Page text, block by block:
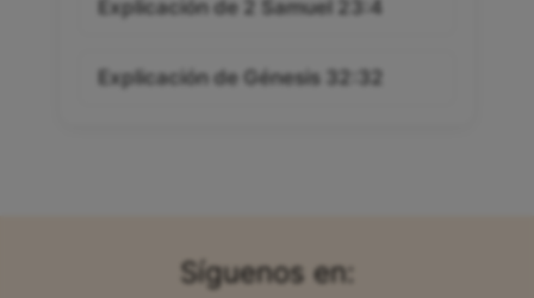
Explicación de 2 Samuel 23:4
Explicación de Génesis 32:32
Síguenos en: